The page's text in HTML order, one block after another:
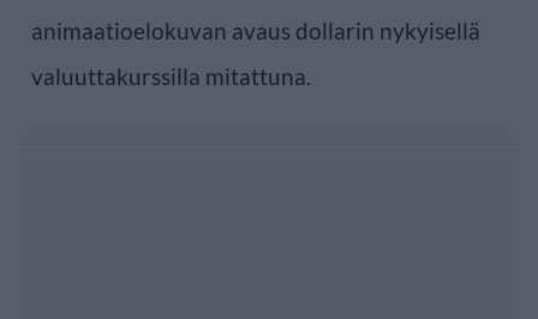
animaatioelokuvan avaus dollarin nykyisellä
valuuttakurssilla mitattuna.